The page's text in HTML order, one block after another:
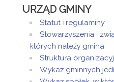
został
utworzony.
Dodane
załączniki
Oferta
29
URZĄD GMINY
Statut i regulaminy
Stowarzyszenia i
których należy gmina
Struktura
Wykaz gminnych